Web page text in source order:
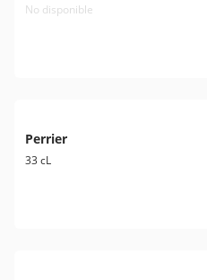
No disponible
Perrier
33 cL